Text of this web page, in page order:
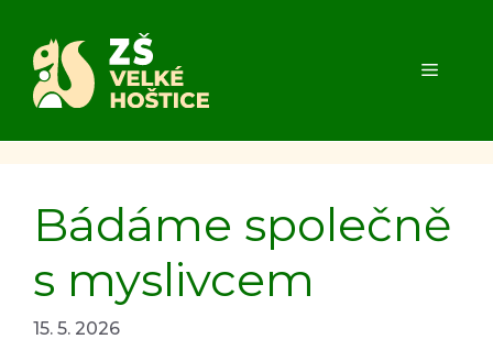
obsah
MENU
Bádáme společně
s myslivcem
15. 5. 2026